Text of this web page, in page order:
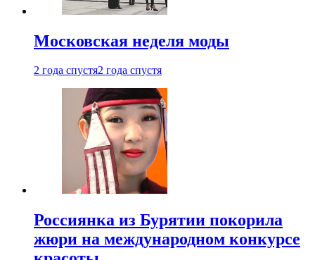
Московская неделя моды
2 года спустя2 года спустя
Россиянка из Бурятии покорила
жюри на международном конкурсе